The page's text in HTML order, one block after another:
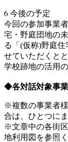
6 今後の予定
今回の参加事業
宅・野庭団地の
る「(仮称)野庭
せていただくと
学校跡地の活用
◆各対話対象事
※複数の事業者
合は、ひとつに
※文章中の各街
地利用図を参照く